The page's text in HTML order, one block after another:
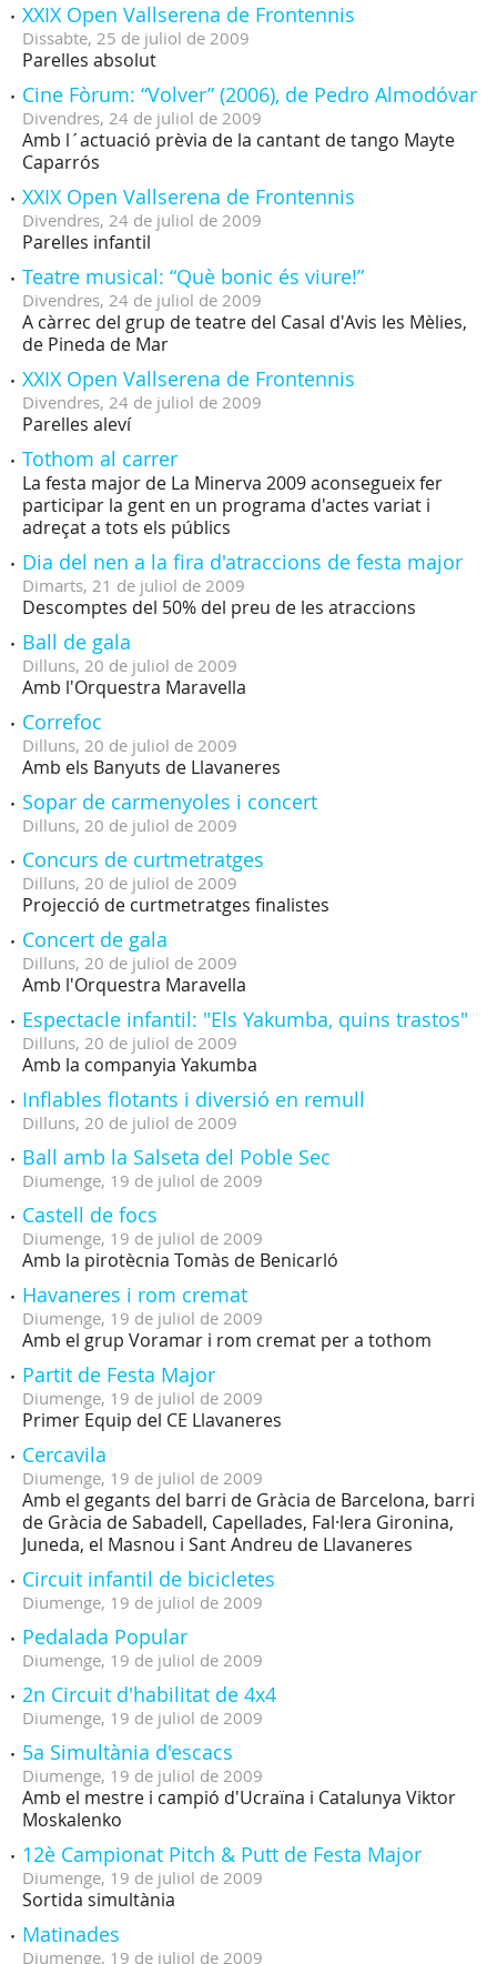
XXIX Open Vallserena de Frontennis
Dissabte, 25 de juliol de 2009
Parelles absolut
Cine Fòrum: “Volver” (2006), de Pedro Almodóvar
Divendres, 24 de juliol de 2009
Amb l´actuació prèvia de la cantant de tango Mayte
Caparrós
XXIX Open Vallserena de Frontennis
Divendres, 24 de juliol de 2009
Parelles infantil
Teatre musical: “Què bonic és viure!”
Divendres, 24 de juliol de 2009
A càrrec del grup de teatre del Casal d'Avis les Mèlies,
de Pineda de Mar
XXIX Open Vallserena de Frontennis
Divendres, 24 de juliol de 2009
Parelles aleví
Tothom al carrer
La festa major de La Minerva 2009 aconsegueix fer
participar la gent en un programa d'actes variat i
adreçat a tots els públics
Dia del nen a la fira d'atraccions de festa major
Dimarts, 21 de juliol de 2009
Descomptes del 50% del preu de les atraccions
Ball de gala
Dilluns, 20 de juliol de 2009
Amb l'Orquestra Maravella
Correfoc
Dilluns, 20 de juliol de 2009
Amb els Banyuts de Llavaneres
Sopar de carmenyoles i concert
Dilluns, 20 de juliol de 2009
Concurs de curtmetratges
Dilluns, 20 de juliol de 2009
Projecció de curtmetratges finalistes
Concert de gala
Dilluns, 20 de juliol de 2009
Amb l'Orquestra Maravella
Espectacle infantil: "Els Yakumba, quins trastos"
Dilluns, 20 de juliol de 2009
Amb la companyia Yakumba
Inflables flotants i diversió en remull
Dilluns, 20 de juliol de 2009
Ball amb la Salseta del Poble Sec
Diumenge, 19 de juliol de 2009
Castell de focs
Diumenge, 19 de juliol de 2009
Amb la pirotècnia Tomàs de Benicarló
Havaneres i rom cremat
Diumenge, 19 de juliol de 2009
Amb el grup Voramar i rom cremat per a tothom
Partit de Festa Major
Diumenge, 19 de juliol de 2009
Primer Equip del CE Llavaneres
Cercavila
Diumenge, 19 de juliol de 2009
Amb el gegants del barri de Gràcia de Barcelona, barri
de Gràcia de Sabadell, Capellades, Fal·lera Gironina,
Juneda, el Masnou i Sant Andreu de Llavaneres
Circuit infantil de bicicletes
Diumenge, 19 de juliol de 2009
Pedalada Popular
Diumenge, 19 de juliol de 2009
2n Circuit d'habilitat de 4x4
Diumenge, 19 de juliol de 2009
5a Simultània d'escacs
Diumenge, 19 de juliol de 2009
Amb el mestre i campió d'Ucraïna i Catalunya Viktor
Moskalenko
12è Campionat Pitch & Putt de Festa Major
Diumenge, 19 de juliol de 2009
Sortida simultània
Matinades
Diumenge, 19 de juliol de 2009